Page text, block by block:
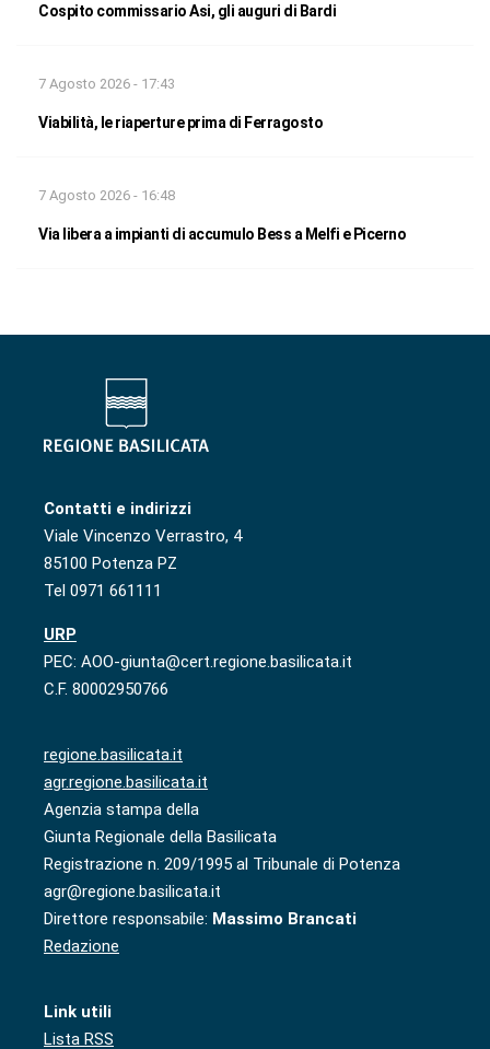
Cospito commissario Asi, gli auguri di Bardi
7 Agosto 2026 - 17:43
Viabilità, le riaperture prima di Ferragosto
7 Agosto 2026 - 16:48
Via libera a impianti di accumulo Bess a Melfi e Picerno
Contatti e indirizzi
Viale Vincenzo Verrastro, 4
85100 Potenza PZ
Tel 0971 661111
URP
PEC: AOO-giunta@cert.regione.basilicata.it
C.F. 80002950766
regione.basilicata.it
agr.regione.basilicata.it
Agenzia stampa della
Giunta Regionale della Basilicata
Registrazione n. 209/1995 al Tribunale di Potenza
agr@regione.basilicata.it
Direttore responsabile: Massimo Brancati
Redazione
Link utili
Lista RSS